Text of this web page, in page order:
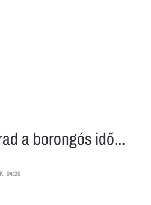
a borongós idő...
04:26